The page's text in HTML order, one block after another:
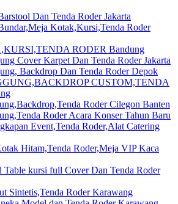
Dan Tenda Roder Jakarta
Kotak,Kursi,Tenda Roder
RODER Bandung
Cover Karpet Dan Tenda Roder Jakarta
Backdrop Dan Tenda Roder Depok
CUSTOM,TENDA
Roder Cilegon Banten
Roder Acara Konser Tahun Baru
Event,Tenda Roder,Alat Catering
Hitam,Tenda Roder,Meja VIP Kaca
Table kursi full Cover Dan Tenda Roder
Sintetis,Tenda Roder Karawang